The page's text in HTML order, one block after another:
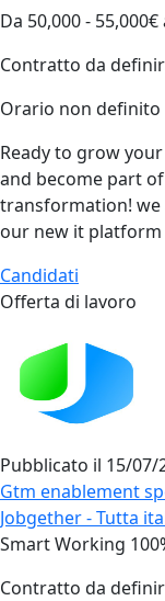
Da 50,000 -
Contratto da
Orario non definito
Ready to grow
and become part
transformation!​​
our new it platform
Candidati
Offerta di lavoro
Pubblicato il 15/07/
Gtm enablement
Jobgether - Tutta
Smart Working
Contratto da